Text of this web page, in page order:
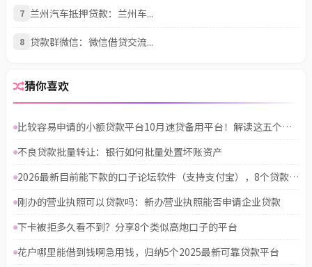
7 兰州汽车抵押贷款：兰州车...
8 贷款群微信：微信借贷交流...
猜你喜欢
比较容易申请的小额贷款平台10月速贷备用平台！解读这五个借一万利息2000合法不
不良贷款批量转让：银行如何批量处置坏账资产
2026最新目前能下款的口子论坛软件（支持支付宝），8个贷款靠谱的平台无私分享
刚办的营业执照可以贷款吗：新办营业执照能否申请企业贷款
下卡被拒多久看不到？分享8个类似高炮口子的平台
花户哪里能借到钱啊急用钱，归纳5个2025最新可靠贷款平台